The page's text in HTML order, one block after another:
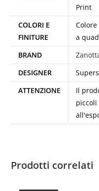
Print
COLORI E
FINITURE
a
BRAND
DESIGNER
ATTENZIONE
Il
Prodotti correlati